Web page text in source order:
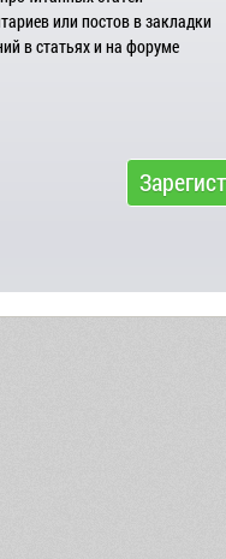
или постов в закладки
в статьях и на форуме